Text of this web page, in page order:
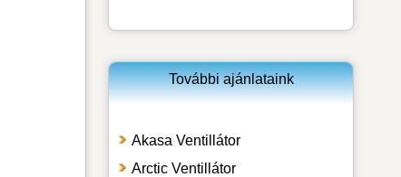
További ajánlataink
Akasa Ventillátor
Arctic Ventillátor